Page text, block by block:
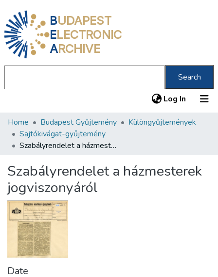
BUDAPEST
ELECTRONIC
ARCHIVE
Search
Log In (current)
Communities & Collections
All of DSpace
About us
Home Budapest Gyűjtemény
Különgyűjtemények
Sajtókivágat-gyűjtemény
Szabályrendelet a házmesterek jogviszonyáról
Szabályrendelet a házmesterek
jogviszonyáról
Date